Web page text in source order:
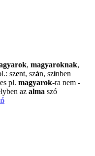
, magyaroknak,
szent, szán, színben
pl. magyarok-ra nem -
az alma szó